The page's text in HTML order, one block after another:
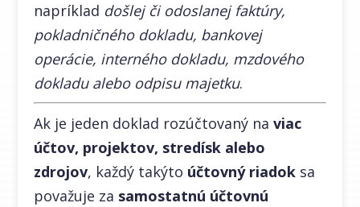
napríklad došlej či odoslanej faktúry,
pokladničného dokladu, bankovej
operácie, interného dokladu, mzdového
dokladu alebo odpisu majetku.
Ak je jeden doklad rozúčtovaný naviac
účtov, projektov, stredísk alebo
zdrojov, každý takýto účtovný riadok sa
považuje za samostatnú účtovnú